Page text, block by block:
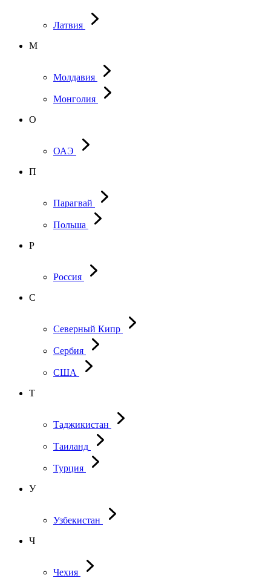
Латвия
М
Молдавия
Монголия
О
ОАЭ
П
Парагвай
Польша
Р
Россия
С
Северный Кипр
Сербия
США
Т
Таджикистан
Таиланд
Турция
У
Узбекистан
Ч
Чехия